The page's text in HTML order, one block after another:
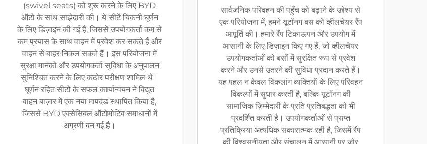
(swivel seats) को शुरू करने के लिए BYD
ऑटो के साथ साझेदारी की। ये सीटें चिकनी घूर्णन
के लिए डिज़ाइन की गई हैं, जिससे उपयोगकर्ता कम से
कम प्रयास के साथ वाहन में प्रवेश कर सकते हैं और
वाहन से बाहर निकल सकते हैं। इस परियोजना में
सुरक्षा मानकों और उपयोगकर्ता सुविधा के अनुपालन
सुनिश्चित करने के लिए कठोर परीक्षण शामिल थे।
घूर्णन रहित सीटों के सफल कार्यान्वयन ने विद्युत
वाहन बाज़ार में एक नया मापदंड स्थापित किया है,
जिससे BYD एक्सेसिबल ऑटोमोटिव समाधानों में
अग्रणी बन गई है।
सार्वजनिक परिवहन की पहुँच को बढ़ाने के उद्देश्य से
एक परियोजना में, हमने यूटॉनग बस को व्हीलचेयर रैंप
आपूर्ति की। हमारे रैंप टिकाऊपन और उपयोग में
आसानी के लिए डिज़ाइन किए गए हैं, जो व्हीलचेयर
उपयोगकर्ताओं को बसों में सुरक्षित रूप से प्रवेश
करने और उनसे उतरने की सुविधा प्रदान करते हैं।
यह पहल न केवल विकलांग व्यक्तियों के लिए परिवहन
विकल्पों में सुधार करती है, बल्कि यूटॉनग की
सामाजिक ज़िम्मेदारी के प्रति प्रतिबद्धता को भी
प्रदर्शित करती है। उपयोगकर्ताओं से प्राप्त
प्रतिक्रिया अत्यधिक सकारात्मक रही है, जिसमें रैंप